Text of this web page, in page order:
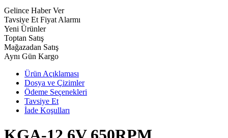
Gelince Haber Ver
Tavsiye Et Fiyat Alarmı
Yeni Ürünler
Toptan Satış
Mağazadan Satış
Aynı Gün Kargo
Ürün Açıklaması
Dosya ve Çizimler
Ödeme Seçenekleri
Tavsiye Et
İade Koşulları